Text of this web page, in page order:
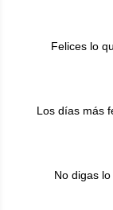
Felices lo
Los días más
No digas